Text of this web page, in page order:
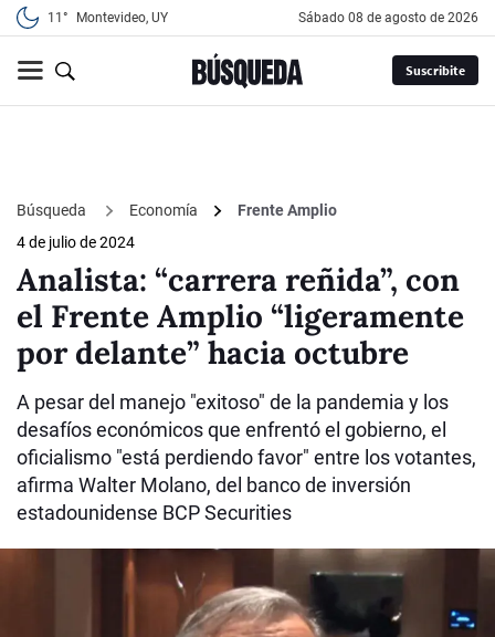
11° Montevideo, UY sábado 08 de agosto de 2026
Suscribite
Búsqueda Economía
Frente Amplio
4 de julio de 2024
Analista: “carrera reñida”, con
el Frente Amplio “ligeramente
por delante” hacia octubre
A pesar del manejo "exitoso" de la pandemia y los
desafíos económicos que enfrentó el gobierno, el
oficialismo "está perdiendo favor" entre los votantes,
afirma Walter Molano, del banco de inversión
estadounidense BCP Securities